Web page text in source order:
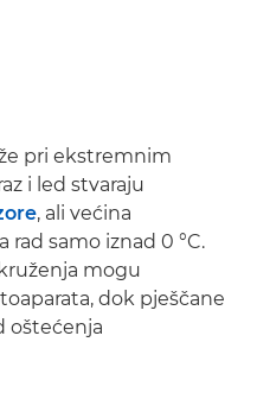
pri ekstremnim
i led stvaraju
, ali većina
rad samo iznad 0 °C.
mogu
dok pješčane
oštećenja